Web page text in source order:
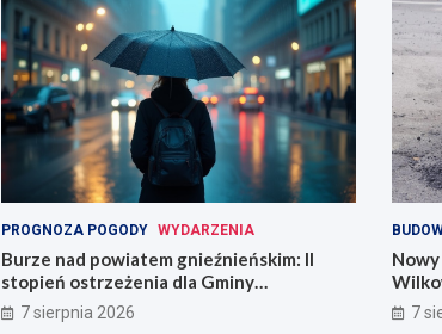
PROGNOZA POGODY WYDARZENIA
Burze nad powiatem gnieźnieńskim: II
stopień ostrzeżenia dla Gminy
Trzemeszno
7 sierpnia 2026 7